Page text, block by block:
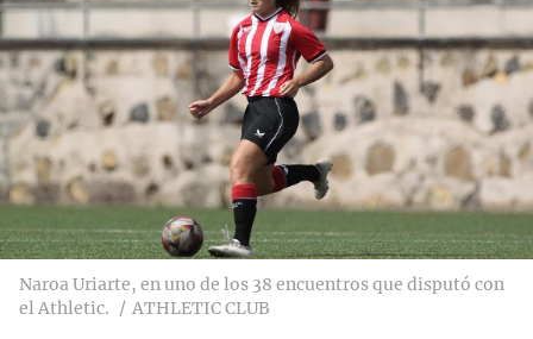
Naroa Uriarte, en uno de los 38 encuentros que disputó con
el Athletic.
ATHLETIC CLUB